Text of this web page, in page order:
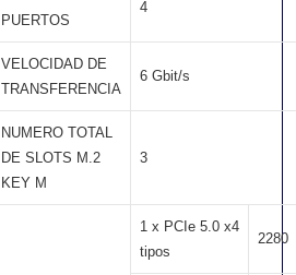
PUERTOS
4
VELOCIDAD DE
TRANSFERENCIA
6 Gbit/s
NUMERO TOTAL
DE SLOTS M.2
KEY M
3
1 x PCIe 5.0 x4
tipos
2280